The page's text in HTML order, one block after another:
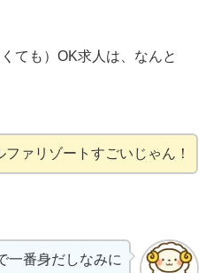
ても）OK求人は、なんと
ファリゾートすごいじゃん！
一番身だしなみに